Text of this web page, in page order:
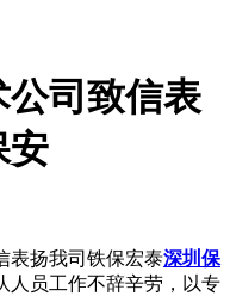
司致信表
安
扬我司铁保宏泰深圳保
人员工作不辞辛劳，以专